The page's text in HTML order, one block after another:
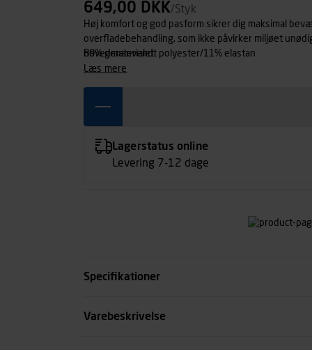
649,00 DKK/Styk
Høj komfort og god pasform sikrer dig maksimal
overfladebehandling, som ikke påvirker miljøet
hovedmaterialet.
89% genanvendt polyester/11% elastan
læs mere
Lagerstatus online
Levering 7-12 dage
Specifikationer
Størrelse
Varebeskrivelse